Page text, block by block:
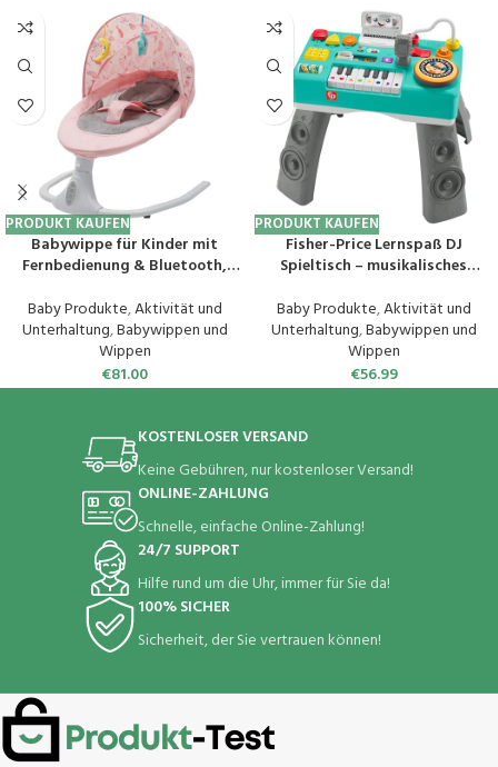
PRODUKT KAUFEN
Babywippe für Kinder mit
Fernbedienung & Bluetooth,
Tragfähigkeit 18kg,
Automatische Schaukel, für
Babys 0 bis 18 Monaten (Rosa)
Baby Produkte,Aktivität und
Unterhaltung,Babywippen und
Wippen
€81.00
PRODUKT KAUFEN
Fisher-Price Lernspaß DJ
Spieltisch – musikalisches
Klavierspielmodi, Lichtern,
Version: Englisch; Italienisch;
Portugiesisch; Spanisch, HXG08
Baby Produkte,Aktivität und
Unterhaltung,Babywippen und
Wippen
€56.99
KOSTENLOSER VERSAND
Keine Gebühren, nur kostenloser Versand!
ONLINE-ZAHLUNG
Schnelle, einfache Online-Zahlung!
24/7 SUPPORT
Hilfe rund um die Uhr, immer für Sie da!
100% SICHER
Sicherheit, der Sie vertrauen können!